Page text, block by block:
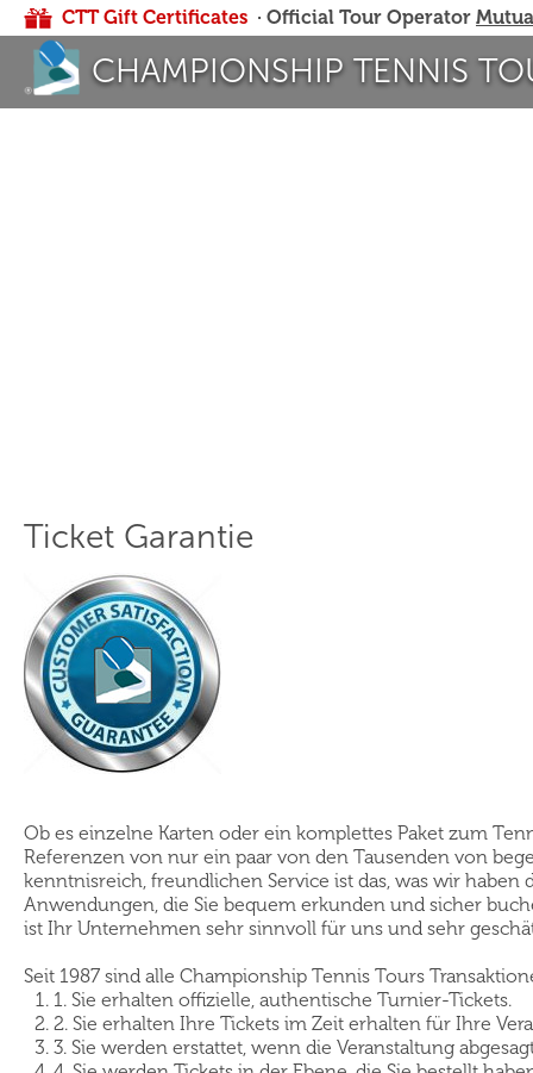
CTT Gift Certificates · Official Tour Operator
CHAMPIONSHIP TENNIS
Ticket Garantie
Ob es einzelne Karten oder ein komplettes Paket zum
Referenzen von nur ein paar von den Tausenden von
kenntnisreich, freundlichen Service ist das, was wir haben
Anwendungen, die Sie bequem erkunden und sicher
ist Ihr Unternehmen sehr sinnvoll für uns und sehr
Seit 1987 sind alle Championship Tennis Tours
1. Sie erhalten offizielle, authentische Turnier-Tickets.
2. Sie erhalten Ihre Tickets im Zeit erhalten für Ihre
3. Sie werden erstattet, wenn die Veranstaltung